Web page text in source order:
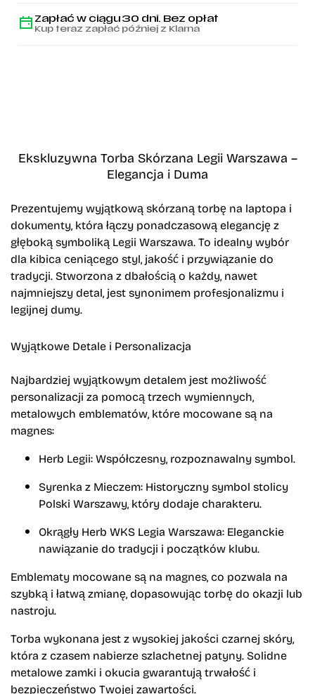
Zapłać w ciągu 30 dni. Bez opłat
Kup teraz zapłać później z Klarna
Ekskluzywna Torba Skórzana Legii Warszawa –
Elegancja i Duma
Prezentujemy wyjątkowąskórzaną torbę na laptopa i
dokumenty, która łączy ponadczasową elegancję z
głęboką symboliką Legii Warszawa. To idealny wybór
dla kibica ceniącego styl, jakość i przywiązanie do
tradycji. Stworzona z dbałością o każdy, nawet
najmniejszy detal, jest synonimem profesjonalizmu i
legijnej dumy.
Wyjątkowe Detale i Personalizacja
Najbardziej wyjątkowym detalem jest możliwość
personalizacji za pomocą trzech wymiennych,
metalowych emblematów, które mocowane są na
magnes:
Herb Legii:Współczesny, rozpoznawalny symbol.
Syrenka z Mieczem: Historyczny symbol stolicy
Polski Warszawy, który dodaje charakteru.
Okrągły Herb WKS Legia Warszawa: Eleganckie
nawiązanie do tradycji i początków klubu.
Emblematy mocowane są na magnes, co pozwala na
szybką i łatwą zmianę, dopasowując torbę do okazji lub
nastroju.
Torba wykonana jest zwysokiej jakości czarnej skóry,
która z czasem nabierze szlachetnej patyny. Solidne
metalowe zamki i okucia gwarantują trwałość i
bezpieczeństwo Twojej zawartości.